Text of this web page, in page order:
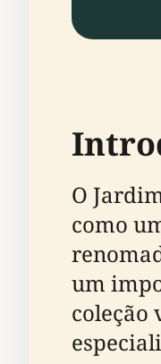
O
como
um
coleção